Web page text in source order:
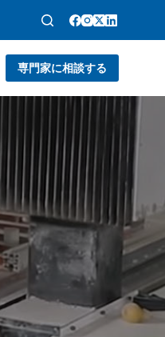
専門家に相談する